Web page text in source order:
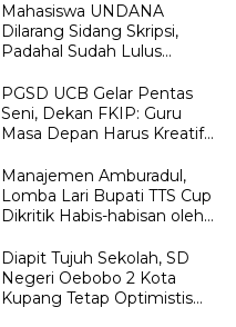
Mahasiswa UNDANA
Dilarang Sidang Skripsi,
Padahal Sudah Lulus
Semester 13
PGSD UCB Gelar Pentas
Seni, Dekan FKIP: Guru
Masa Depan Harus Kreatif
Manajemen Amburadul,
Lomba Lari Bupati TTS Cup
Dikritik Habis-habisan oleh
Diapit Tujuh Sekolah, SD
Negeri Oebobo 2 Kota
Kupang Tetap Optimistis